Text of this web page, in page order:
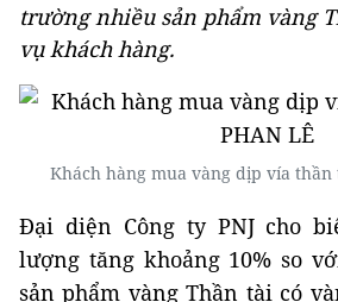
trường nhiều sản phẩm vàng
vụ khách hàng.
Khách hàng mua vàng dịp vía thần
Đại diện Công ty PNJ cho
lượng tăng khoảng 10% so
sản phẩm vàng Thần tài có